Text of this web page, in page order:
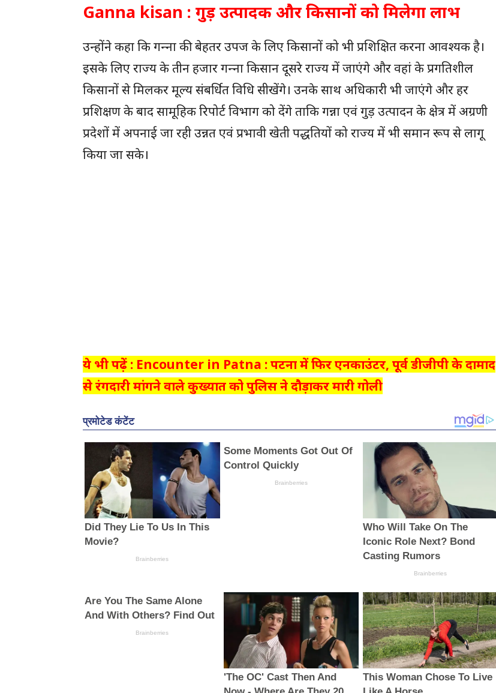
Ganna kisan : गुड़ उत्पादक और किसानों को मिलेगा लाभ
उन्‍होंने कहा कि गन्‍ना की बेहतर उपज के लिए किसानों को भी प्रशिक्षित करना आवश्‍यक है।
इसके लिए राज्‍य के तीन हजार गन्‍ना किसान दूसरे राज्‍य में जाएंगे और वहां के प्रगतिशील
किसानों से मिलकर मूल्‍य संबर्धित विधि सीखेंगे। उनके साथ अधिकारी भी जाएंगे और हर
प्रशिक्षण के बाद सामूहिक रिपोर्ट विभाग को देंगे ताकि गन्ना एवं गुड़ उत्पादन के क्षेत्र में अग्रणी
प्रदेशों में अपनाई जा रही उन्नत एवं प्रभावी खेती पद्धतियों को राज्य में भी समान रूप से लागू
किया जा सके।
ये भी पढ़ें : Encounter in Patna : पटना में फिर एनकाउंटर, पूर्व डीजीपी के दामाद
से रंगदारी मांगने वाले कुख्यात को पुलिस ने दौड़ाकर मारी गोली